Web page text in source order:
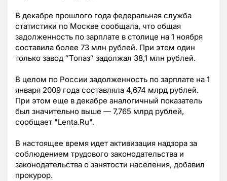
В декабре прошлого года федеральная служба
статистики по Москве сообщала, что общая
задолженность по зарплате в столице на 1 ноября
составила более 73 млн рублей. При этом один
только завод ″Топаз″ задолжал 38,1 млн рублей.
В целом по России задолженность по зарплате на 1
января 2009 года составляла 4,674 млрд рублей.
При этом еще в декабре аналогичный показатель
был значительно выше — 7,765 млрд рублей,
сообщает "Lenta.Ru".
В настоящее время идет активизация надзора за
соблюдением трудового законодательства и
законодательства о занятости населения, добавил
прокурор.